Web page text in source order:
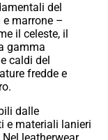
del
marrone –
il celeste, il
gamma
caldi del
fredde e
dalle
e materiali lanieri
leatherwear,